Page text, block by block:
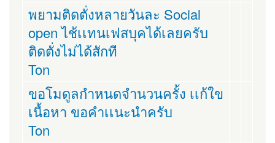
พยามติดตั่งหลายวันละ Social
open ไช้เเทนเฟสบุคได้เลยครับ
ติดตั่งไม่ได้สักที
Ton
ขอโมดูลกำหนดจำนวนครั้ง เเก้ใข
เนื้อหา ขอคำเเนะนำครับ
Ton